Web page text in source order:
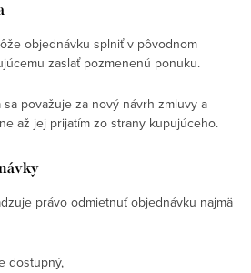
objednávku splniť v pôvodnom
zaslať pozmenenú ponuku.
považuje za nový návrh zmluvy a
až jej prijatím zo strany kupujúceho.
právo odmietnuť objednávku najmä
dostupný,